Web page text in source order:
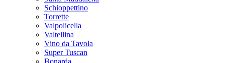
Schioppettino
Torrette
Valpolicella
Valtellina
Vino da Tavola
Super Tuscan
Bonarda